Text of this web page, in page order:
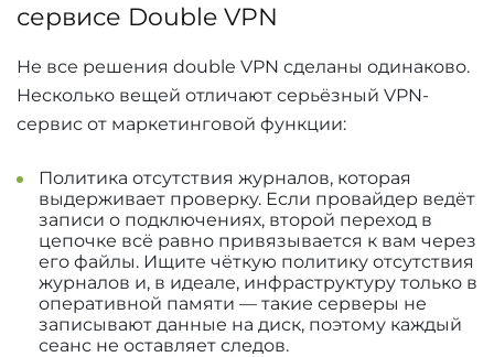
сервисе Double VPN
Не все решения double VPN сделаны одинаково.
Несколько вещей отличают серьёзный VPN-
сервис от маркетинговой функции:
Политика отсутствия журналов, которая
выдерживает проверку. Если провайдер ведёт
записи о подключениях, второй переход в
цепочке всё равно привязывается к вам через
его файлы. Ищите чёткую политику отсутствия
журналов и, в идеале, инфраструктуру только в
оперативной памяти — такие серверы не
записывают данные на диск, поэтому каждый
сеанс не оставляет следов.